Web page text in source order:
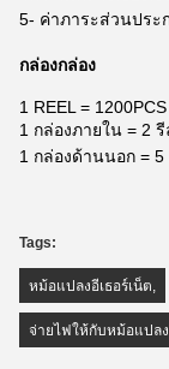
5- ค่าภาระส่วนประ
กล่องกล่อง
1 REEL = 1200PCS
1 กล่องภายใน = 2
1 กล่องด้านนอก = 5
Tags:
หม้อแปลงอีเธอร์เน็ต,
จ่ายไฟให้กับหม้อแปลง